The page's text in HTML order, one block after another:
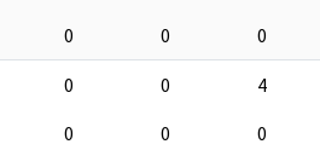
0 0 0
0 0 4
0 0 0